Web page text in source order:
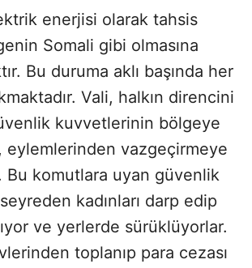
enerjisi olarak tahsis
Somali gibi olmasına
Bu duruma aklı başında her
Vali, halkın direncini
kuvvetlerinin bölgeye
eylemlerinden vazgeçirmeye
Bu komutlara uyan güvenlik
kadınları darp edip
ve yerlerde sürüklüyorlar.
toplanıp para cezası